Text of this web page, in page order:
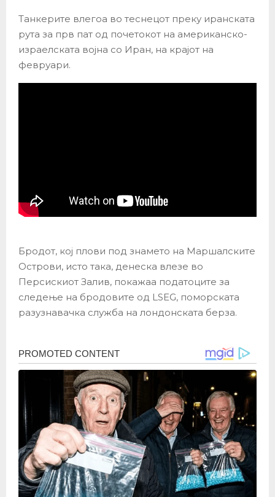
Танкерите влегоа во теснецот преку иранската
рута за прв пат од почетокот на американско-
израелската војна со Иран, на крајот на
февруари.
Бродот, кој плови под знамето на Маршалските
Острови, исто така, денеска влезе во
Персискиот Залив, покажаа податоците за
следење на бродовите од LSEG, поморската
разузнавачка служба на лондонската берза.